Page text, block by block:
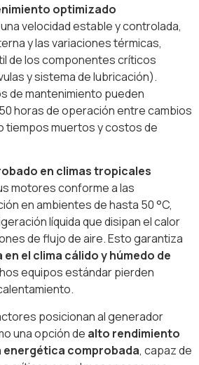
optimizado
velocidad estable y controlada,
y las variaciones térmicas,
de los componentes críticos
y sistema de lubricación).
de mantenimiento pueden
horas de operación entre cambios
tiempos muertos y costos de
en climas tropicales
motores conforme a las
en ambientes de hasta 50 °C,
líquida que disipan el calor
de flujo de aire. Esto garantiza
el clima cálido y húmedo de
equipos estándar pierden
posicionan al generador
una opción de alto rendimiento
comprobada, capaz de